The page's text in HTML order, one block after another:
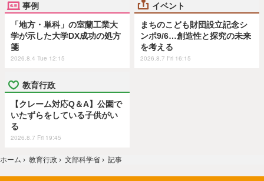
事例
「地方・単科」の室蘭工業大
学が示した大学DX成功の処方
箋
2026.8.4 Tue 12:15
イベント
まちのこども財団設立記念シ
ンポ9/6…創造性と探究の未来
を考える
2026.8.7 Fri 16:15
教育行政
【クレーム対応Q＆A】公園で
いたずらをしている子供がい
る
2026.8.7 Fri 19:45
ホーム › 教育行政 › 文部科学省 › 記事